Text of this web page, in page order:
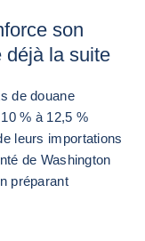
son
déjà la suite
de douane
% à 12,5 %
leurs importations
de Washington
préparant